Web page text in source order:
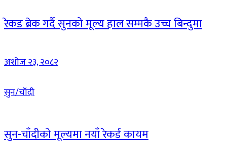
रेकड ब्रेक गर्दै सुनको मूल्य हाल सम्मकै उच्च बिन्दुमा
अशोज २३, २०८२
सुन/चाँदी
सुन-चाँदीको मूल्यमा नयाँ रेकर्ड कायम